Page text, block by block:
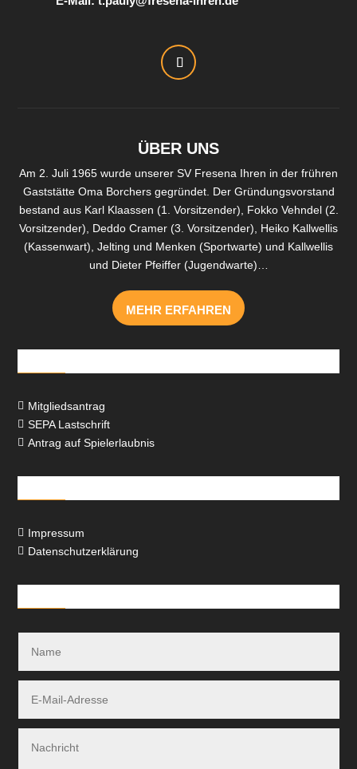
ÜBER UNS
Am 2. Juli 1965 wurde unserer SV Fresena Ihren in der frühren
Gaststätte Oma Borchers gegründet. Der Gründungsvorstand
bestand aus Karl Klaassen (1. Vorsitzender), Fokko Vehndel (2.
Vorsitzender), Deddo Cramer (3. Vorsitzender), Heiko Kallwellis
(Kassenwart), Jelting und Menken (Sportwarte) und Kallwellis
und Dieter Pfeiffer (Jugendwarte)…
MEHR ERFAHREN
 Mitgliedsantrag
 SEPA Lastschrift
 Antrag auf Spielerlaubnis
 Impressum
 Datenschutzerklärung